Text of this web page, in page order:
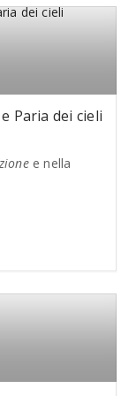
Paria dei cieli
e nella